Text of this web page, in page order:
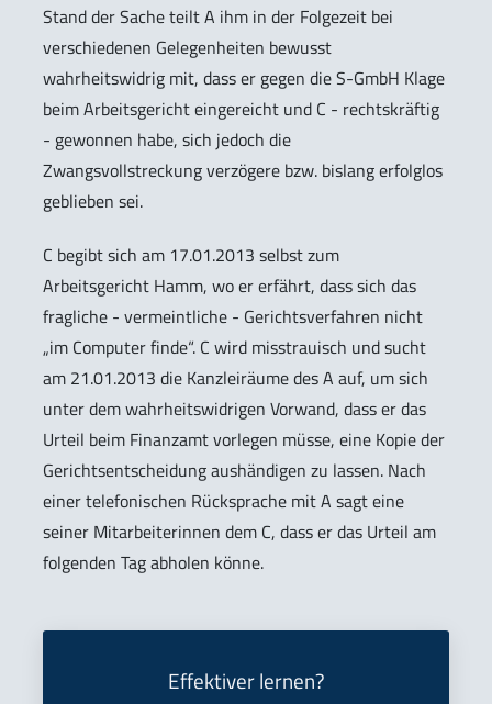
Stand der Sache teilt A ihm in der Folgezeit bei
verschiedenen Gelegenheiten bewusst
wahrheitswidrig mit, dass er gegen die S-GmbH Klage
beim Arbeitsgericht eingereicht und C - rechtskräftig
- gewonnen habe, sich jedoch die
Zwangsvollstreckung verzögere bzw. bislang erfolglos
geblieben sei.
C begibt sich am 17.01.2013 selbst zum
Arbeitsgericht Hamm, wo er erfährt, dass sich das
fragliche - vermeintliche - Gerichtsverfahren nicht
„im Computer finde“. C wird misstrauisch und sucht
am 21.01.2013 die Kanzleiräume des A auf, um sich
unter dem wahrheitswidrigen Vorwand, dass er das
Urteil beim Finanzamt vorlegen müsse, eine Kopie der
Gerichtsentscheidung aushändigen zu lassen. Nach
einer telefonischen Rücksprache mit A sagt eine
seiner Mitarbeiterinnen dem C, dass er das Urteil am
folgenden Tag abholen könne.
Effektiver lernen?